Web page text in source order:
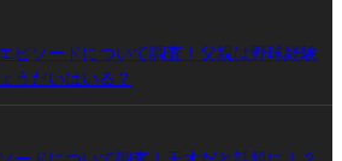
ピソードについて調査！父親は野球経験
うだいはいる？